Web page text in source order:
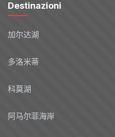
Destinazioni
加尔达湖
多洛米蒂
科莫湖
阿马尔菲海岸